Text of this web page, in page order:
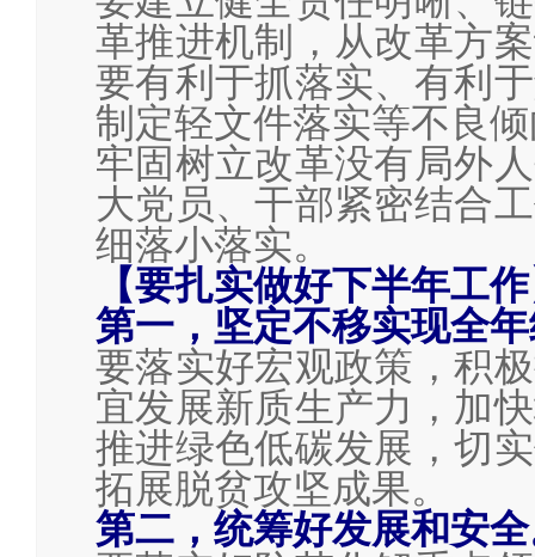
革推进机制，从改革方
要有利于抓落实、有利
制定轻文件落实等不良
牢固树立改革没有局外
大党员、干部紧密结合
细落小落实。
【要扎实做好下半年工
第一，坚定不移实现全
要落实好宏观政策，积
宜发展新质生产力，加
推进绿色低碳发展，切
拓展脱贫攻坚成果。
第二，统筹好发展和安